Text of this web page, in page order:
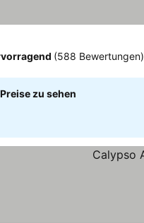
(588 Bewertungen)
zu sehen